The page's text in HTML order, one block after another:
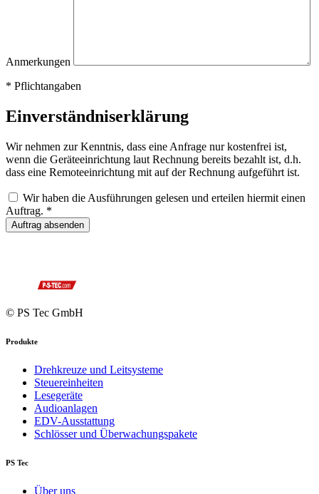
Anmerkungen
* Pflichtangaben
Einverständniserklärung
Wir nehmen zur Kenntnis, dass eine Anfrage nur kostenfrei ist,
wenn die Geräteeinrichtung laut Rechnung bereits bezahlt ist, d.h.
dass eine Remoteeinrichtung mit auf der Rechnung aufgeführt ist.
Wir haben die Ausführungen gelesen und erteilen hiermit einen
Auftrag. *
Auftrag absenden
© PS Tec GmbH
Produkte
Drehkreuze und Leitsysteme
Steuereinheiten
Lesegeräte
Audioanlagen
EDV-Ausstattung
Schlösser und Überwachungspakete
PS Tec
Über uns